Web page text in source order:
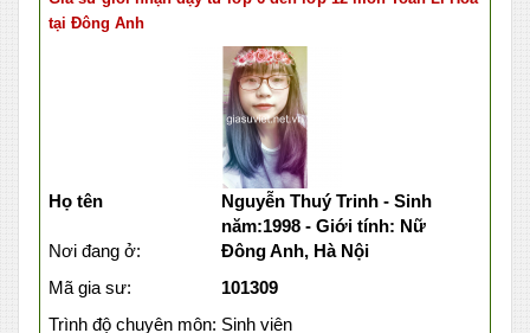
tại Đông Anh
Họ tên
Nguyễn Thuý Trinh - Sinh
năm:1998 - Giới tính: Nữ
Nơi đang ở:
Đông Anh, Hà Nội
Mã gia sư:
101309
Trình độ chuyên môn: Sinh viên